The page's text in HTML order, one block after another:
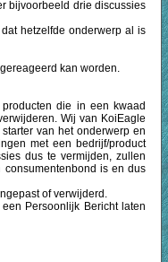
bijvoorbeeld drie discussies
hetzelfde onderwerp al is
kan worden.
die in een kwaad
Wij van KoiEagle
van het onderwerp en
met een bedrijf/product
dus te vermijden, zullen
is en dus
of verwijderd.
Persoonlijk Bericht laten